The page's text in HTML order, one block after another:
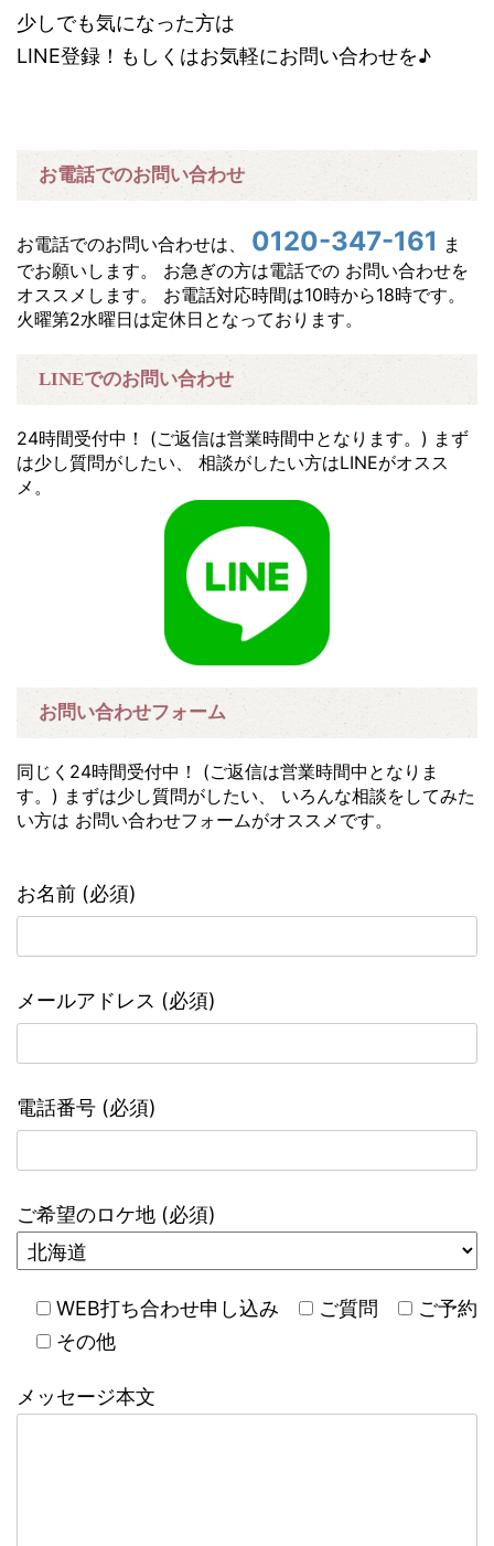
少しでも気になった方は
LINE登録！もしくはお気軽にお問い合わせを♪
お電話でのお問い合わせ
お電話でのお問い合わせは、 0120-347-161 ま
でお願いします。 お急ぎの方は電話での お問い合わせを
オススメします。 お電話対応時間は10時から18時です。
火曜第2水曜日は定休日となっております。
LINEでのお問い合わせ
24時間受付中！ (ご返信は営業時間中となります。) まず
は少し質問がしたい、 相談がしたい方はLINEがオスス
メ。
お問い合わせフォーム
同じく24時間受付中！ (ご返信は営業時間中となりま
す。) まずは少し質問がしたい、 いろんな相談をしてみた
い方は お問い合わせフォームがオススメです。
お名前 (必須)
メールアドレス (必須)
電話番号 (必須)
ご希望のロケ地 (必須)
WEB打ち合わせ申し込み ご質問
ご予約
その他
メッセージ本文